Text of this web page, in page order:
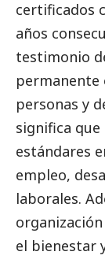
certificados
años
testimonio
permanente
personas y
significa
estándares
empleo,
laborales.
el bienestar